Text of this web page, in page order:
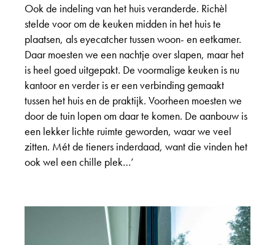
Ook de indeling van het huis veranderde. Richèl
stelde voor om de keuken midden in het huis te
plaatsen, als eyecatcher tussen woon- en eetkamer.
Daar moesten we een nachtje over slapen, maar het
is heel goed uitgepakt. De voormalige keuken is nu
kantoor en verder is er een verbinding gemaakt
tussen het huis en de praktijk. Voorheen moesten we
door de tuin lopen om daar te komen. De aanbouw is
een lekker lichte ruimte geworden, waar we veel
zitten. Mét de tieners inderdaad, want die vinden het
ook wel een chille plek…’